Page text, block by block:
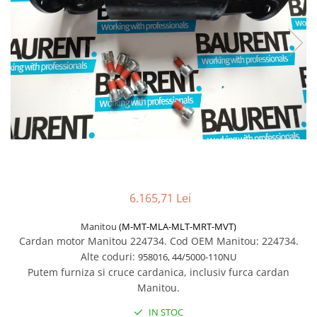
Punti - axe
Diverse piese transmisie
Piese ambreiaj
Planetare
Angrenaje transmisie
Convertizoare
Cruce cardan
Butuc roata
Janta
Piese motor Yanmar
Piese Fiat
Piese Snorkel
Piese Vapormatic
Piese Skyjack
6.165,71 Lei
Manitou (M-MT-MLA-MLT-MRT-MVT)
Cardan motor Manitou 224734. Cod OEM Manitou: 224734.
Alte coduri: 958016, 44/5000-110NU
Putem furniza si cruce cardanica, inclusiv furca cardan
Manitou.
IN STOC